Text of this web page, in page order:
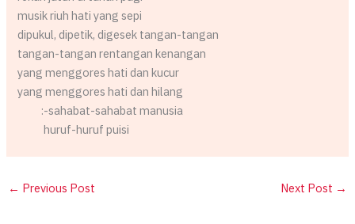
musik riuh hati yang sepi
dipukul, dipetik, digesek tangan-tangan
tangan-tangan rentangan kenangan
yang menggores hati dan kucur
yang menggores hati dan hilang
:-sahabat-sahabat manusia
huruf-huruf puisi
← Previous Post Next Post →